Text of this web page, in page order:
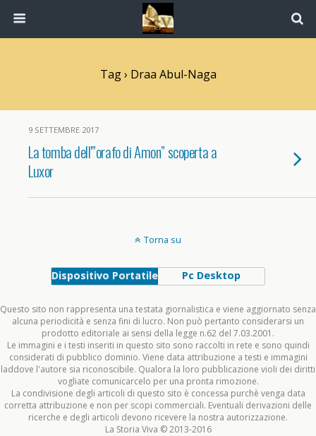
Tag › Draa Abul-Naga
9 SETTEMBRE 2017
La tomba dell'”orafo di Amon” scoperta a
Luxor
Torna su
Dispositivo Portatile Pc Desktop
Questo sito non rappresenta una testata giornalistica e viene aggiornato senza
alcuna periodicità e senza fini di lucro. Non può pertanto considerarsi un
prodotto editoriale ai sensi della legge n.62 del 7.03.2001.
Le immagini e i testi inseriti in questo sito sono raccolti in rete e sono quindi
considerati di pubblico dominio. Viene data attribuzione a testi e immagini
laddove l'autore sia riconoscibile. Qualora la loro pubblicazione violi dei diritti
vogliate comunicarcelo per una pronta rimozione.
La condivisione degli articoli di questo sito è concessa purchè venga data
corretta attribuzione e non per scopi commerciali. Eventuali derivazioni delle
ricerche e degli articoli devono ricevere la nostra autorizzazione.
La Storia Viva © 2013-2016